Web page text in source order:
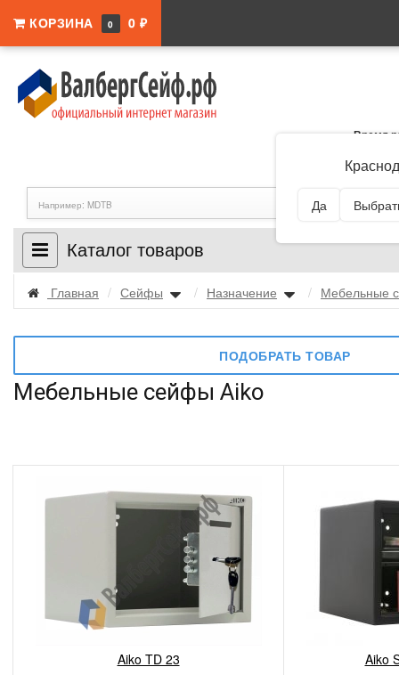
КОРЗИНА 0 0 ₽
Да
Время
Каталог товаров
Главная / Сейфы / Назначение / Мебельные
ПОДОБРАТЬ ТОВАР
Мебельные сейфы Aiko
Aiko TD 23 Aiko